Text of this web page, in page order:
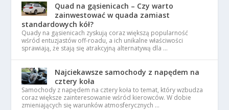
Quad na gąsienicach – Czy warto
zainwestować w quada zamiast
standardowych kół?
Quady na gąsienicach zyskują coraz większą popularność
wśród entuzjastów off-roadu, a ich unikalne właściwości
sprawiają, że stają się atrakcyjną alternatywą dla …
Najciekawsze samochody z napędem na
cztery koła
Samochody z napędem na cztery koła to temat, który wzbudza
coraz większe zainteresowanie wśród kierowców. W dobie
zmieniających się warunków atmosferycznych …